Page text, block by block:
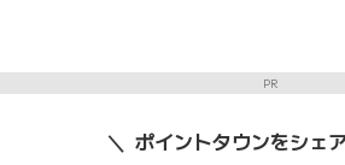
PR
ポイントタウンをシェ